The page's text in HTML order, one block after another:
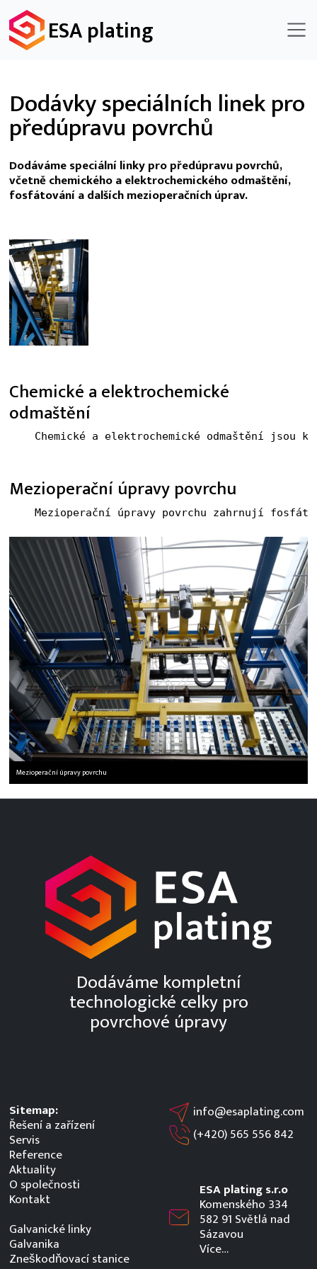
ESA plating
Dodávky speciálních linek pro
předúpravu povrchů
Dodáváme speciální linky pro předúpravu povrchů,
včetně chemického a elektrochemického odmaštění,
fosfátování a dalších mezioperačních úprav.
Chemické a elektrochemické
odmaštění
Mezioperační úpravy povrchu
Mezioperační úpravy povrchu
Dodáváme kompletní
technologické celky pro
povrchové úpravy
Sitemap:
Řešení a zařízení
Servis
Reference
Aktuality
O společnosti
Kontakt
Galvanické linky
Galvanika
Zneškodňovací stanice
info@esaplating.com
(+420)565 556 842
ESA plating s.r.o
Komenského 334
582 91 Světlá nad
Sázavou
Více…